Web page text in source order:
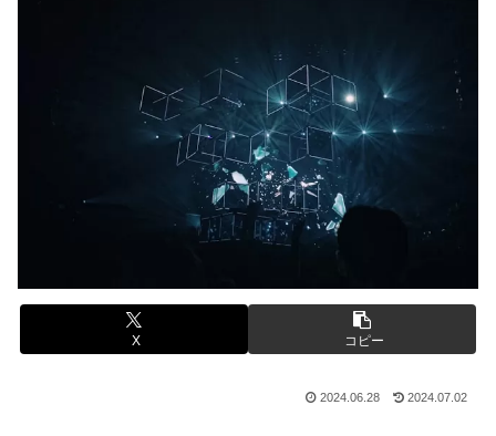
X コピー
2024.06.28 2024.07.02